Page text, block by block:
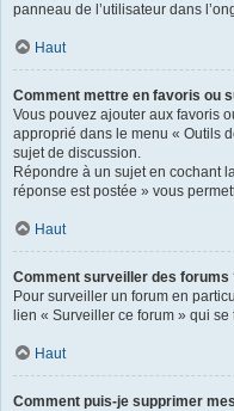
panneau de l’utilisateur dans
Haut
Comment mettre en favoris ou
Vous pouvez ajouter aux favoris
approprié dans le menu « Outils
sujet de discussion.
Répondre à un sujet en cochant
réponse est postée » vous
Haut
Comment surveiller des forums
Pour surveiller un forum en
lien « Surveiller ce forum » qui
Haut
Comment puis-je supprimer